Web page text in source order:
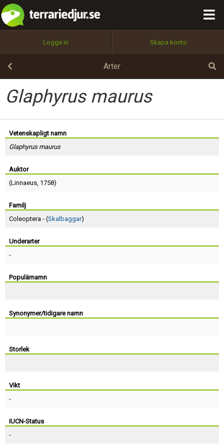
Logga in Skapa konto
Arter
Glaphyrus maurus
Vetenskapligt namn
Glaphyrus maurus
Auktor
(Linnaeus, 1758)
Familj
Coleoptera - (Skalbaggar)
Underarter
-
Populärnamn
Synonymer/tidigare namn
Storlek
Vikt
-
IUCN-Status
-
Utför
100%
OK
integritetspolicy
Namn:
Epost:
Användarnamn:
Lösenord:
Terms of Service
Begär nytt lösenord
Tillbaka till förstasidan